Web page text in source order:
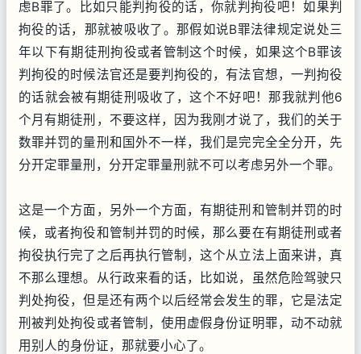
虑B罪了。比如只能判拘役的话，你就判拘役吧！如果判
拘役的话，那就被吸收了。那假如说B罪法律规定说处三
年以下有期徒刑拘役或者管制这个时候，如果这个B罪该
判拘役的时候法官还是要判拘役的，有法官想，一判拘役
的话就会被有期徒刑吸收了，这个不好吧！那我就判他6
个月有期徒刑，不要这样，因为我刚才说了，我们的关于
数罪并罚的量刑和国外不一样，我们是完完全全分开，先
分开定罪量刑，分开定罪量刑就不可以考虑另外一个罪。
这是一个方面，另外一个方面，有期徒刑和管制并罚的时
候，或者拘役和管制并罚的时候，那么要在有期徒刑或者
拘役执行完了之后再执行管制，这个从立法上面来讲，真
不那么理想。从行政来看的话，比如说，虽然危险驾驶只
判处拘役，但是还有两个以后经常会发生的罪，它是法定
刑被判处拘役或者管制，使用虚假身份证明罪，动不动就
用别人的身份证，那就要小心了。